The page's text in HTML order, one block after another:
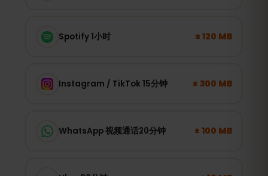
Spotify 1小时 ± 120 MB
Instagram / TikTok 15分钟 ± 300 MB
WhatsApp 视频通话20分钟 ± 100 MB